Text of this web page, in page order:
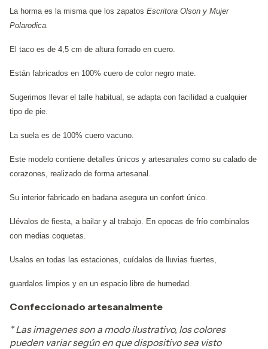
La horma es la misma que los zapatos Escritora Olson y Mujer
Polarodica.
El taco es de 4,5 cm de altura forrado en cuero.
Están fabricados en 100% cuero de color negro mate.
Sugerimos llevar el talle habitual, se adapta con facilidad a cualquier
tipo de pie.
La suela es de 100% cuero vacuno.
Este modelo contiene detalles únicos y artesanales como su calado de
corazones, realizado de forma artesanal.
Su interior fabricado en badana asegura un confort único.
Llévalos de fiesta, a bailar y al trabajo. En epocas de frío combinalos
con medias coquetas.
Usalos en todas las estaciones, cuídalos de lluvias fuertes,
guardalos limpios y en un espacio libre de humedad.
Confeccionado artesanalmente
* Las imagenes son a modo ilustrativo, los colores
pueden variar según en que dispositivo sea visto